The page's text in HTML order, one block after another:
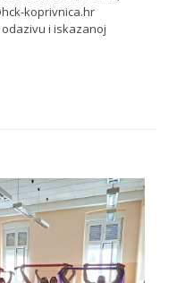
koprivnica.hr
i iskazanoj